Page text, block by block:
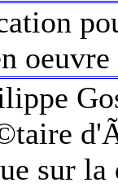
oeuvre
sur